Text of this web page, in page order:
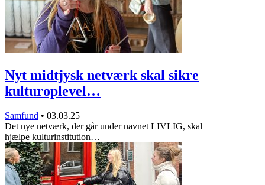
Nyt midtjysk netværk skal sikre
kulturoplevel…
Samfund • 03.03.25
Det nye netværk, der går under navnet LIVLIG, skal
hjælpe kulturinstitution…